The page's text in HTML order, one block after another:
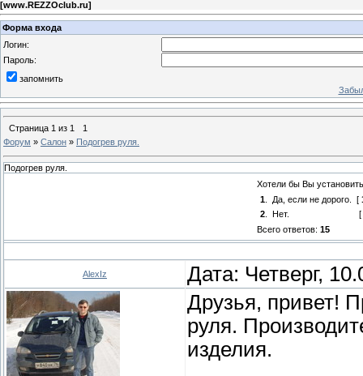
[www.REZZOclub.ru]
Форма входа
Логин:
Пароль:
запомнить
Страница 1 из 1
1
Форум » Салон » Подогрев руля.
Подогрев руля.
Хотели бы Вы
1. Да, если не дорого. [
2. Нет.
[
Всего ответов: 15
AlexIz Дата: Четверг,
Друзья, привет!
руля.
изделия.